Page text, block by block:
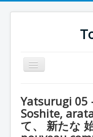
Basculer
la
Toku-Actrices
Toku-Critiques
Yatsurugi 05
Soshite,
て、 新たな